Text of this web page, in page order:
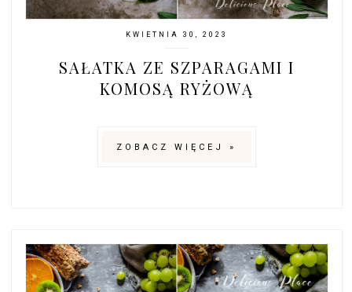
KWIETNIA 30, 2023
SAŁATKA ZE SZPARAGAMI I
KOMOSĄ RYŻOWĄ
ZOBACZ WIĘCEJ »